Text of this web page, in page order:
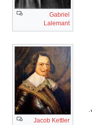
Gabriel
Lalemant
Jacob Kettler